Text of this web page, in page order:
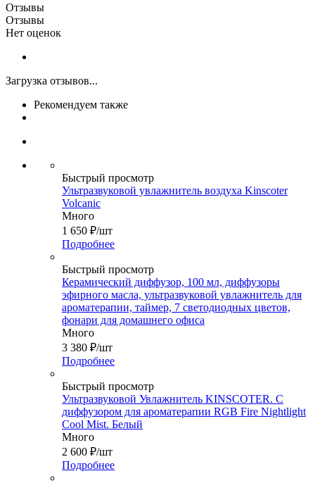
Отзывы
Отзывы
Нет оценок
Загрузка отзывов...
Рекомендуем также
Быстрый просмотр
Ультразвуковой увлажнитель воздуха Kinscoter
Volcanic
Много
1 650 ₽/шт
Подробнее
Быстрый просмотр
Керамический диффузор, 100 мл, диффузоры
эфирного масла, ультразвуковой увлажнитель для
ароматерапии, таймер, 7 светодиодных цветов,
фонари для домашнего офиса
Много
3 380 ₽/шт
Подробнее
Быстрый просмотр
Ультразвуковой Увлажнитель KINSCOTER. С
диффузором для ароматерапии RGB Fire Nightlight
Cool Mist. Белый
Много
2 600 ₽/шт
Подробнее